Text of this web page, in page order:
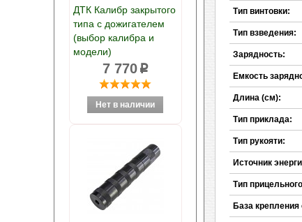
ДТК Калибр закрытого
типа с дожигателем
(выбор калибра и
модели)
7 770p
Тип винтовки:
Тип взведения:
Зарядность:
Емкость
Длина (см):
Тип приклада:
Тип рукояти:
Источник
Тип
База крепления